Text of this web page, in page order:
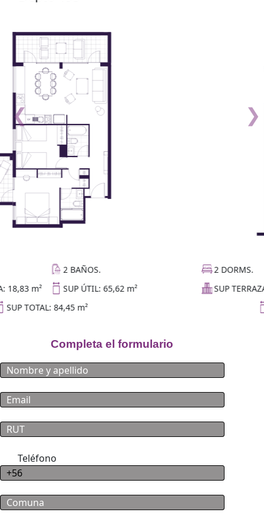
2 DORMS.
SUP TERRAZA: 27,04 m²
SUP ÚTIL: 57,15 m²
❮ ❯
Completa el formulario
Teléfono